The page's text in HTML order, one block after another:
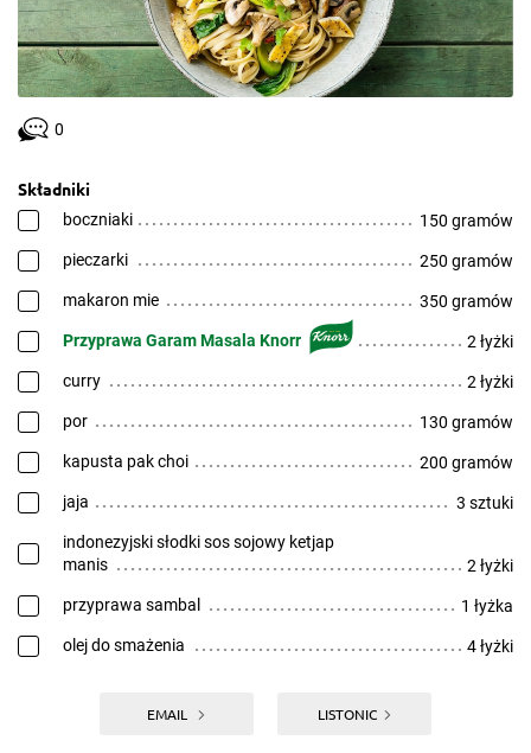
0
Składniki
boczniaki 150 gramów
pieczarki 250 gramów
makaron mie 350 gramów
Przyprawa Garam Masala Knorr 2 łyżki
curry 2 łyżki
por 130 gramów
kapusta pak choi 200 gramów
jaja 3 sztuki
indonezyjski słodki sos sojowy ketjap
manis
2 łyżki
przyprawa sambal 1 łyżka
olej do smażenia 4 łyżki
EMAIL LISTONIC